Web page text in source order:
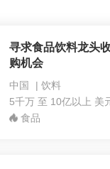
寻求食品饮料龙头
购机会
中国 | 饮料
5千万 至 10亿以上 美
食品